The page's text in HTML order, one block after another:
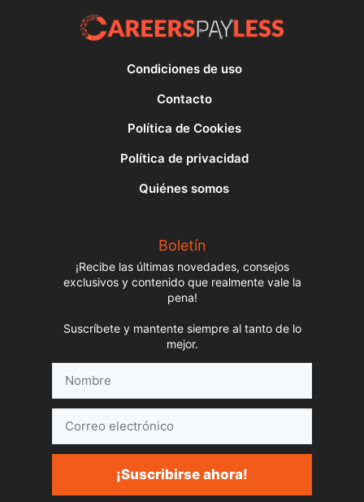
Condiciones de uso
Contacto
Política de Cookies
Política de privacidad
Quiénes somos
Boletín
¡Recibe las últimas novedades, consejos
exclusivos y contenido que realmente vale la
pena!
Suscríbete y mantente siempre al tanto de lo
mejor.
electrónico
¡Suscribirse ahora!